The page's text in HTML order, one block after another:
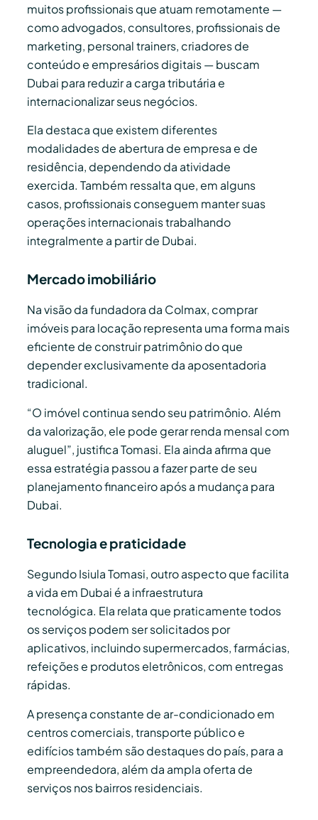
muitos profissionais que atuam remotamente —
como advogados, consultores, profissionais de
marketing, personal trainers, criadores de
conteúdo e empresários digitais — buscam
Dubai para reduzir a carga tributária e
internacionalizar seus negócios.
Ela destaca que existem diferentes
modalidades de abertura de empresa e de
residência, dependendo da atividade
exercida. Também ressalta que, em alguns
casos, profissionais conseguem manter suas
operações internacionais trabalhando
integralmente a partir de Dubai.
Mercado imobiliário
Na visão da fundadora da Colmax, comprar
imóveis para locação representa uma forma mais
eficiente de construir patrimônio do que
depender exclusivamente da aposentadoria
tradicional.
“O imóvel continua sendo seu patrimônio. Além
da valorização, ele pode gerar renda mensal com
aluguel”, justifica Tomasi. Ela ainda afirma que
essa estratégia passou a fazer parte de seu
planejamento financeiro após a mudança para
Dubai.
Tecnologia e praticidade
Segundo Isiula Tomasi, outro aspecto que facilita
a vida em Dubai é a infraestrutura
tecnológica. Ela relata que praticamente todos
os serviços podem ser solicitados por
aplicativos, incluindo supermercados, farmácias,
refeições e produtos eletrônicos, com entregas
rápidas.
A presença constante de ar-condicionado em
centros comerciais, transporte público e
edifícios também são destaques do país, para a
empreendedora, além da ampla oferta de
serviços nos bairros residenciais.